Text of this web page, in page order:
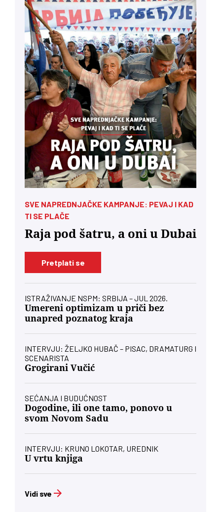
SVE NAPREDNJAČKE KAMPANJE: PEVAJ I KAD
TI SE PLAČE
Raja pod šatru, a oni u Dubai
Pretplati se
ISTRAŽIVANJE NSPM: SRBIJA – JUL 2026.
Umereni optimizam u priči bez
unapred poznatog kraja
INTERVJU: ŽELJKO HUBAČ – PISAC, DRAMATURG I
SCENARISTA
Grogirani Vučić
SEĆANJA I BUDUĆNOST
Dogodine, ili one tamo, ponovo u
svom Novom Sadu
INTERVJU: KRUNO LOKOTAR, UREDNIK
U vrtu knjiga
Vidi sve